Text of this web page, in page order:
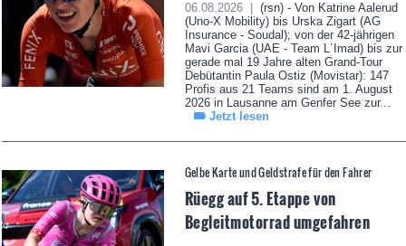
06.08.2026 |
(rsn) - Von Katrine Aalerud
(Uno-X Mobility) bis Urska Zigart (AG
Insurance - Soudal); von der 42-jährigen
Mavi Garcia (UAE - Team L´Imad) bis zur
gerade mal 19 Jahre alten Grand-Tour
Debütantin Paula Ostiz (Movistar): 147
Profis aus 21 Teams sind am 1. August
2026 in Lausanne am Genfer See zur...
Jetzt lesen
Gelbe Karte und Geldstrafe für den Fahrer
Rüegg auf 5. Etappe von
Begleitmotorrad umgefahren